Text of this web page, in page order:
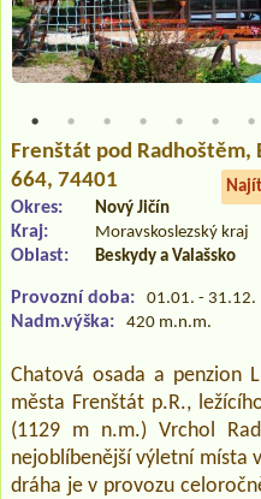
Frenštát pod Radhoštěm,
664, 74401
Okres: Nový Jičín
Kraj: Moravskoslezský kraj
Oblast: Beskydy a Valašsko
Provozní doba: 01.01. - 31.12.
Nadm.výška: 420 m.n.m.
Chatová osada a penzion
města Frenštát p.R.,
(1129 m n.m.) Vrchol
nejoblíbenější výletní místa
dráha je v provozu